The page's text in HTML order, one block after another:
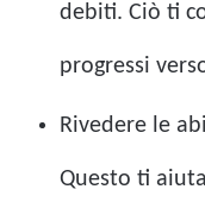
debiti. Ciò ti
progressi
Rivedere le
Questo ti